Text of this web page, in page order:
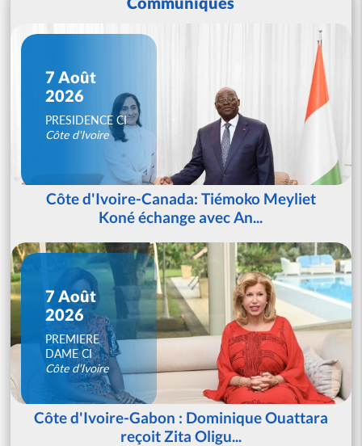
7 Août
2026
PRESIDENCE CI
Côte d'Ivoire
Côte d'Ivoire-Canada: Tiémoko Meyliet
Koné échange avec An...
7 Août
2026
PREMIERE
DAME CI
Côte d'Ivoire
Côte d'Ivoire-Gabon : Dominique Ouattara
reçoit Zita Oligu...